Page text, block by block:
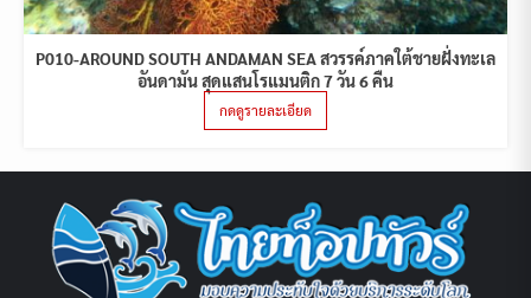
P010-AROUND SOUTH ANDAMAN SEA สวรรค์ภาคใต้ชายฝั่งทะเล
อันดามัน สุดแสนโรแมนติก 7 วัน 6 คืน
กดดูรายละเอียด